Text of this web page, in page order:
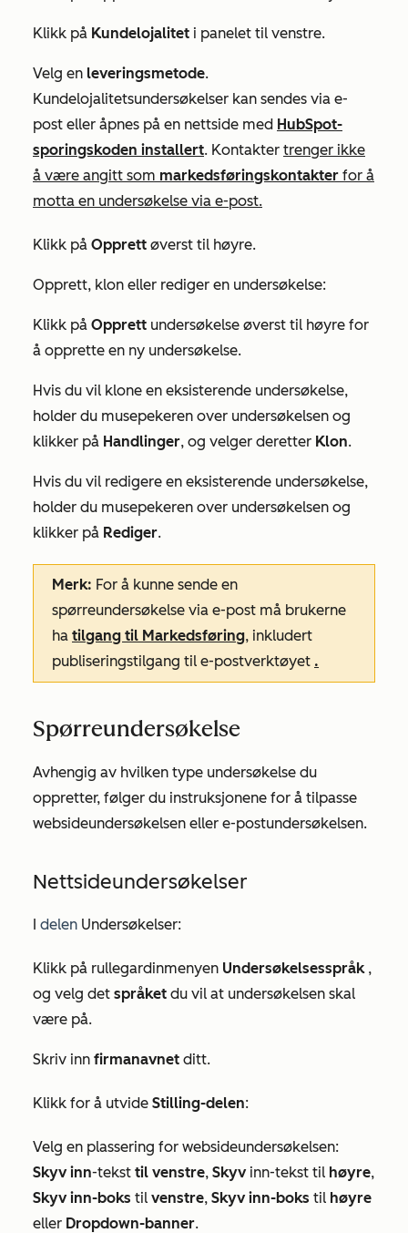
Klikk på Kundelojalitet i panelet til venstre.
Velg en leveringsmetode.
Kundelojalitetsundersøkelser kan sendes via e-
post eller åpnes på en nettside med HubSpot-
sporingskoden installert. Kontakter trenger ikke
å være angitt som markedsføringskontakter for å
motta en undersøkelse via e-post.
Klikk på Opprett øverst til høyre.
Opprett, klon eller rediger en undersøkelse:
Klikk på Opprett undersøkelse øverst til høyre for
å opprette en ny undersøkelse.
Hvis du vil klone en eksisterende undersøkelse,
holder du musepekeren over undersøkelsen og
klikker på Handlinger, og velger deretter Klon.
Hvis du vil redigere en eksisterende undersøkelse,
holder du musepekeren over undersøkelsen og
klikker på Rediger.
Merk: For å kunne sende en
spørreundersøkelse via e-post må brukerne
ha tilgang til Markedsføring, inkludert
publiseringstilgang til e-postverktøyet .
Spørreundersøkelse
Avhengig av hvilken type undersøkelse du
oppretter, følger du instruksjonene for å tilpasse
websideundersøkelsen eller e-postundersøkelsen.
Nettsideundersøkelser
I delen Undersøkelser:
Klikk på rullegardinmenyen Undersøkelsesspråk ,
og velg det språket du vil at undersøkelsen skal
være på.
Skriv inn firmanavnet ditt.
Klikk for å utvide Stilling-delen:
Velg en plassering for websideundersøkelsen:
Skyv inn-tekst til venstre, Skyvinn-tekst til høyre,
Skyv inn-boks til venstre, Skyv inn-boks til høyre
eller Dropdown-banner.